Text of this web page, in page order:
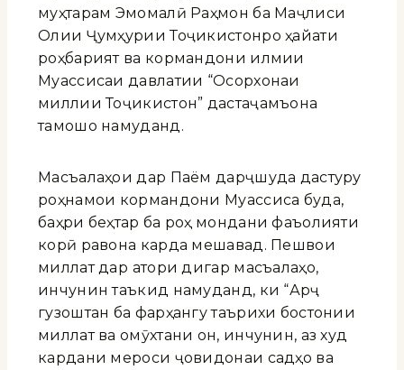
муҳтарам Эмомалӣ Раҳмон ба Маҷлиси
Олии Ҷумҳурии Тоҷикистонро ҳайати
роҳбарият ва кормандони илмии
Муассисаи давлатии “Осорхонаи
миллии Тоҷикистон” дастаҷамъона
тамошо намуданд.
Масъалаҳои дар Паём дарҷшуда дастуру
роҳнамои кормандони Муассиса буда,
баҳри беҳтар ба роҳ мондани фаъолияти
корӣ равона карда мешавад. Пешвои
миллат дар қатори дигар масъалаҳо,
инчунин таъкид намуданд, ки “Арҷ
гузоштан ба фарҳангу таърихи бостонии
миллат ва омӯхтани он, инчунин, аз худ
кардани мероси ҷовидонаи садҳо ва